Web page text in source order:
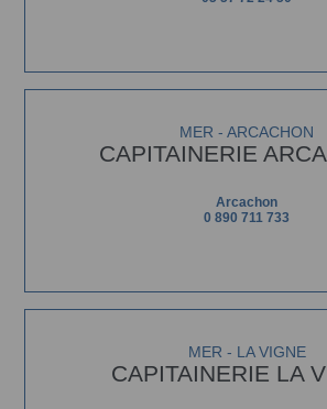
MER - ARCACHON
CAPITAINERIE
Arcachon
0 890 711 733
MER - LA VIGNE
CAPITAINERIE LA